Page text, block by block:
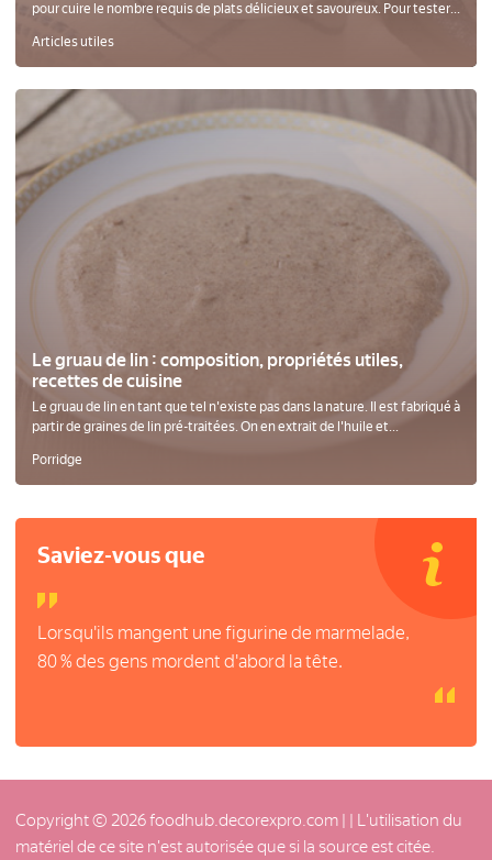
pour cuire le nombre requis de plats délicieux et savoureux. Pour tester...
Articles utiles
Le gruau de lin : composition, propriétés utiles,
recettes de cuisine
Le gruau de lin en tant que tel n'existe pas dans la nature. Il est fabriqué à
partir de graines de lin pré-traitées. On en extrait de l'huile et...
Porridge
Saviez-vous que
Lorsqu'ils mangent une figurine de marmelade,
80 % des gens mordent d'abord la tête.
Copyright © 2026 foodhub.decorexpro.com | | L'utilisation du
matériel de ce site n'est autorisée que si la source est citée.